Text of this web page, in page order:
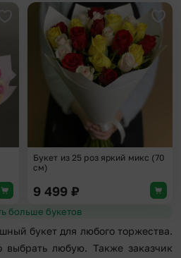
Добавить в избранное
Букет из 25 роз яркий микс (70
см)
9 499 ₽
Показать больше букетов
букет для любого торжества.
выбрать любую. Также заказчик